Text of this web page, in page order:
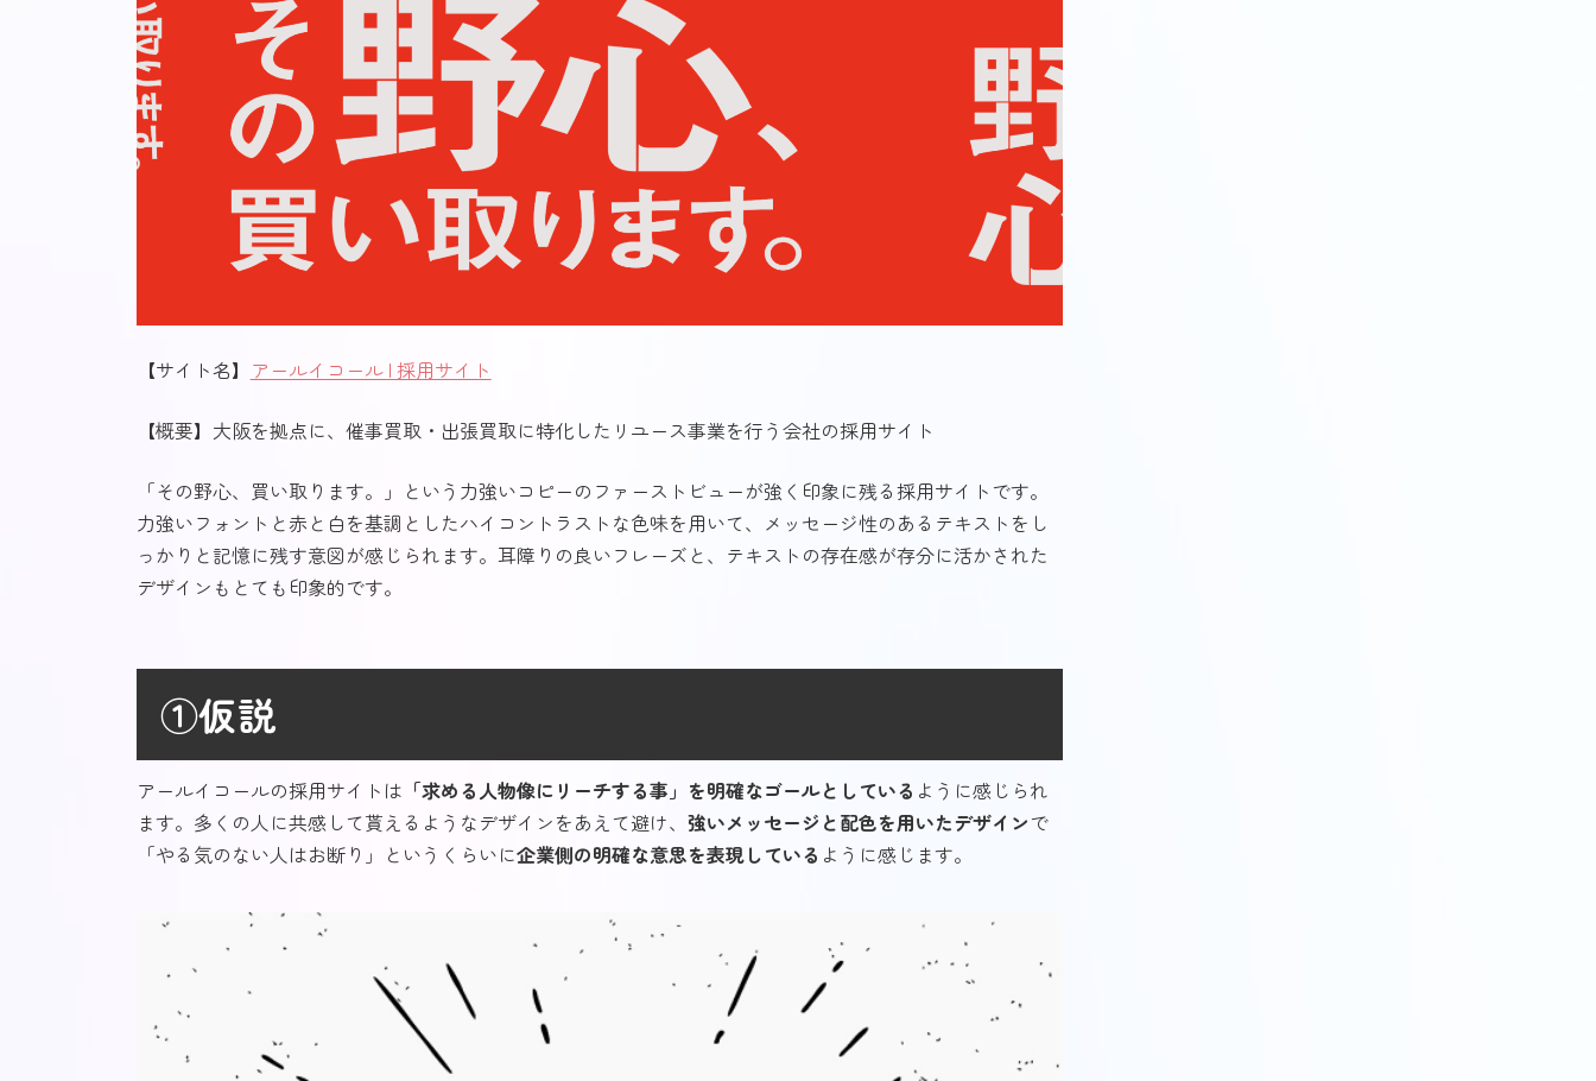
【サイト名】 アールイコール | 採用サイト
【概要】大阪を拠点に、催事買取・出張買取に特化したリユース事業を行う会社の採用サイト
「その野心、買い取ります。」という力強いコピーのファーストビューが強く印象に残る採用サイトです。
力強いフォントと赤と白を基調としたハイコントラストな色味を用いて、メッセージ性のあるテキストをし
っかりと記憶に残す意図が感じられます。耳障りの良いフレーズと、テキストの存在感が存分に活かされた
デザインもとても印象的です。
①仮説
アールイコールの採用サイトは 「求める人物像にリーチする事」を明確なゴールとしている ように感じられ
ます。多くの人に共感して貰えるようなデザインをあえて避け、 強いメッセージと配色を用いたデザインで
「やる気のない人はお断り」というくらいに企業側の明確な意思を表現している ように感じます。